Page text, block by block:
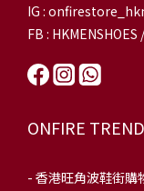
IG :
FB :
ONFIRE
- 香港旺角波鞋街購